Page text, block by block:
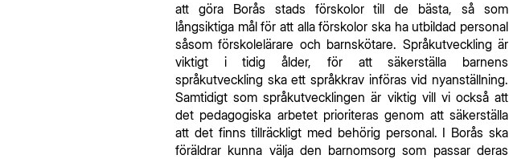
att göra Borås stads förskolor till de bästa, så som
långsiktiga mål för att alla förskolor ska ha utbildad personal
såsom förskolelärare och barnskötare. Språkutveckling är
viktigt i tidig ålder, för att säkerställa barnens
språkutveckling ska ett språkkrav införas vid nyanställning.
Samtidigt som språkutvecklingen är viktig vill vi också att
det pedagogiska arbetet prioriteras genom att säkerställa
att det finns tillräckligt med behörig personal. I Borås ska
föräldrar kunna välja den barnomsorg som passar deras